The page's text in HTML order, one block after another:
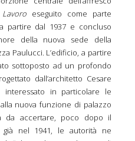
eseguito come parte
partire dal 1937 e concluso
della nuova sede della
Paulucci. L’edificio, a partire
sottoposto ad un profondo
dall’architetto Cesare
interessato in particolare le
nuova funzione di palazzo
da accertare, poco dopo il
già nel 1941, le autorità ne